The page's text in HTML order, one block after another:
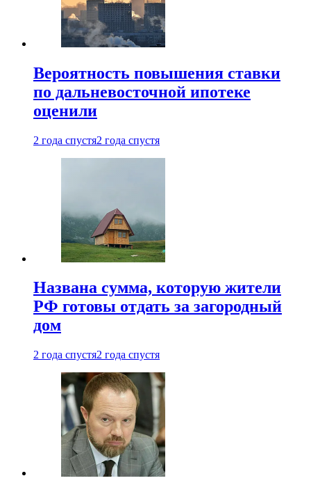
Вероятность повышения ставки
по дальневосточной ипотеке
оценили
2 года спустя2 года спустя
Названа сумма, которую жители
РФ готовы отдать за загородный
дом
2 года спустя2 года спустя